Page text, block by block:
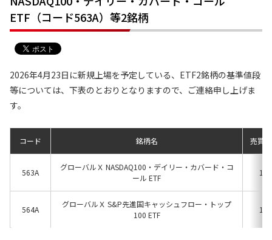
ETF（コード563A）等2銘柄
2026年4月23日に新規上場を予定している、ETF2銘柄の基準値段
等については、下表のとおりとなりますので、ご連絡申し上げま
す。
コード 銘柄名 売買
563A
グローバルＸ NASDAQ100・デイリー・カバード・コ
ール ETF
1口
564A
グローバルＸ S&P先進国キャッシュフロー・トップ
100 ETF
1口